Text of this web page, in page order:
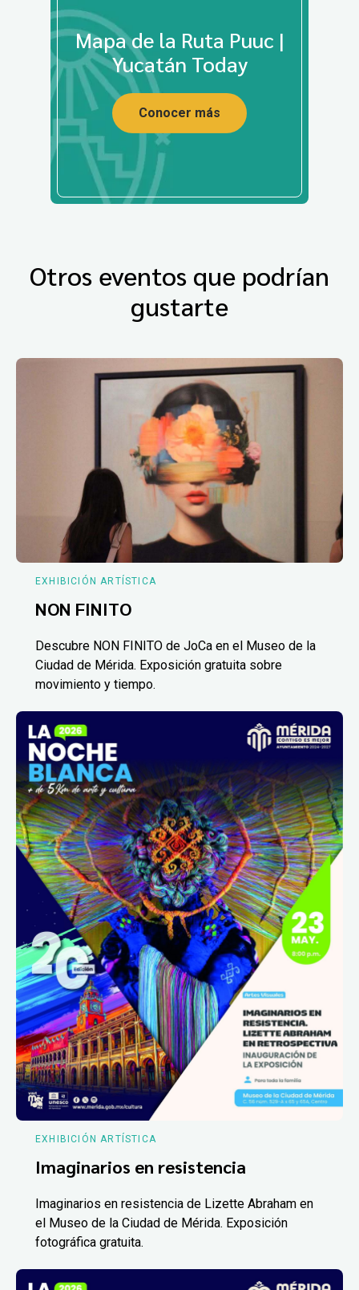
Mapa de la Ruta Puuc |
Yucatán Today
Conocer más
Otros eventos que podrían
gustarte
EXHIBICIÓN ARTÍSTICA
NON FINITO
Descubre NON FINITO de JoCa en el Museo de la
Ciudad de Mérida. Exposición gratuita sobre
movimiento y tiempo.
EXHIBICIÓN ARTÍSTICA
Imaginarios en resistencia
Imaginarios en resistencia de Lizette Abraham en
el Museo de la Ciudad de Mérida. Exposición
fotográfica gratuita.